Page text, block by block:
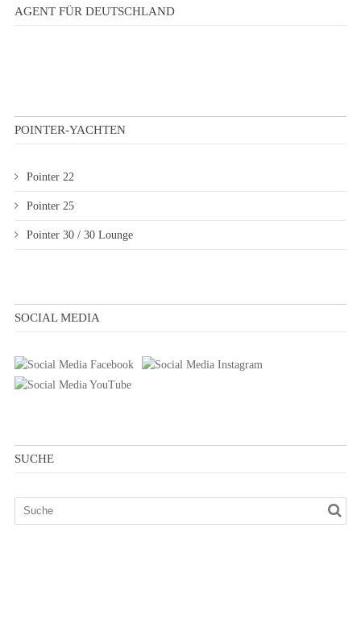
AGENT FÜR DEUTSCHLAND
POINTER-YACHTEN
Pointer 22
Pointer 25
Pointer 30 / 30 Lounge
SOCIAL MEDIA
SUCHE